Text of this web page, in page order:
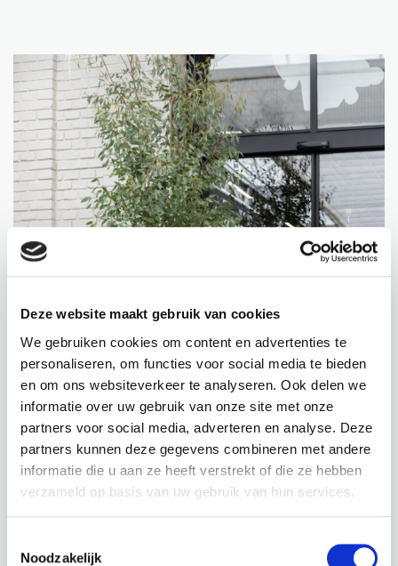
Deze website maakt gebruik van cookies
We gebruiken cookies om content en advertenties te
personaliseren, om functies voor social media te bieden
en om ons websiteverkeer te analyseren. Ook delen we
informatie over uw gebruik van onze site met onze
partners voor social media, adverteren en analyse. Deze
partners kunnen deze gegevens combineren met andere
informatie die u aan ze heeft verstrekt of die ze hebben
verzameld op basis van uw gebruik van hun services.
Noodzakelijk